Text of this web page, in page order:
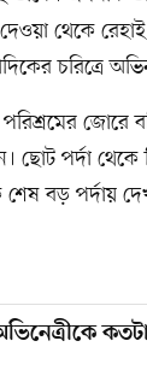
থেকে
চরিত্রে
জোরে
ছোট পর্দা
বড় পর্দায়